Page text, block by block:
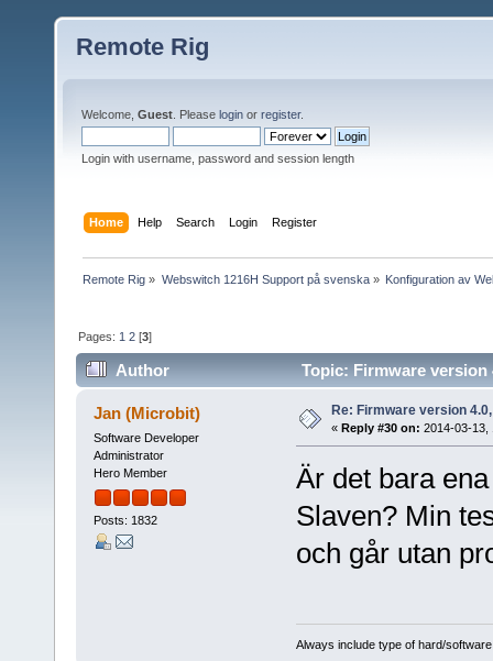
Remote Rig
Welcome, Guest . Please login or register.
Login with username, password and session length
Home Help Search Login Register
Remote Rig » Webswitch 1216H Support på svenska» Konfiguration av
Pages: 1 2 [3]
Author Topic: Firmware version
Jan (Microbit)
Software Developer
Administrator
Hero Member
Posts: 1832
Re: Firmware version
« Reply #30 on: 2014-03-13,
Är det bara
Slaven? Min
och går utan
Always include type of hard/